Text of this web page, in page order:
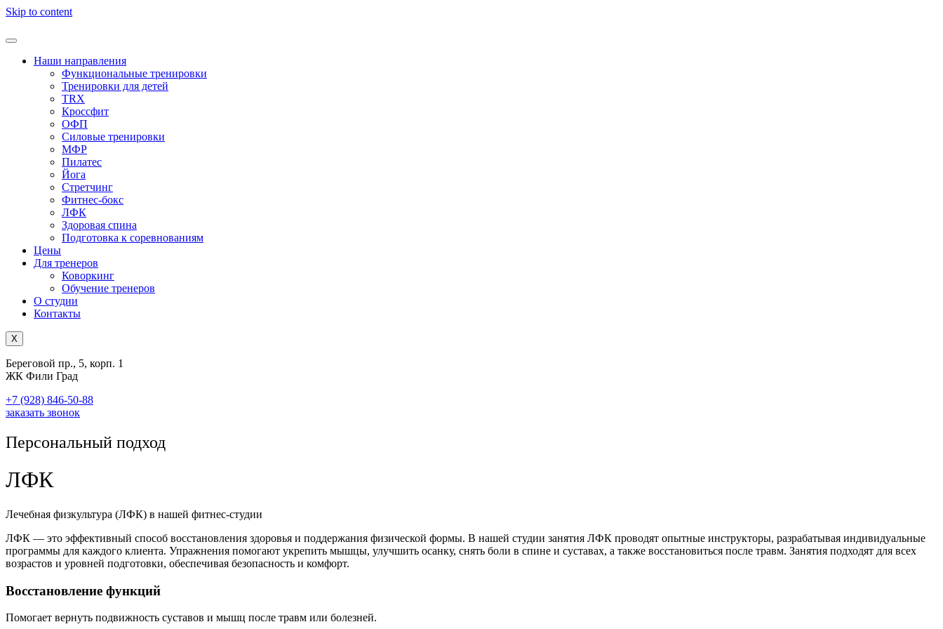
Skip to content
Наши направления
Функциональные тренировки
Тренировки для детей
TRX
Кроссфит
ОФП
Силовые тренировки
МФР
Пилатес
Йога
Стретчинг
Фитнес-бокс
ЛФК
Здоровая спина
Подготовка к соревнованиям
Цены
Для тренеров
Коворкинг
Обучение тренеров
О студии
Контакты
X
Береговой пр., 5, корп. 1
ЖК Фили Град
+7 (928) 846-50-88
заказать звонок
Персональный подход
ЛФК
Лечебная физкультура (ЛФК) в нашей фитнес-студии
ЛФК — это эффективный способ восстановления здоровья и поддержания физической формы. В нашей студии занятия ЛФК проводят опытные инструкторы, разрабатывая индивидуальные
программы для каждого клиента. Упражнения помогают укрепить мышцы, улучшить осанку, снять боли в спине и суставах, а также восстановиться после травм. Занятия подходят для всех
возрастов и уровней подготовки, обеспечивая безопасность и комфорт.
Восстановление функций
Помогает вернуть подвижность суставов и мышц после травм или болезней.